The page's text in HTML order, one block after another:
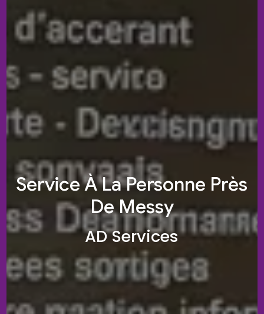
Service À La Personne Près
De Messy
AD Services